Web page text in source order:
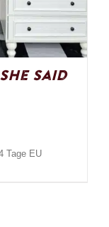
Said
Tage EU